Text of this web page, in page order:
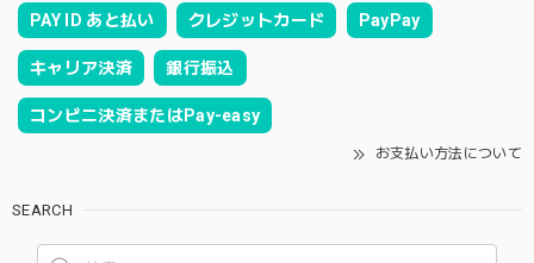
PAY ID あと払い クレジットカード PayPay
キャリア決済 銀行振込
コンビニ決済またはPay-easy
お支払い方法について
SEARCH